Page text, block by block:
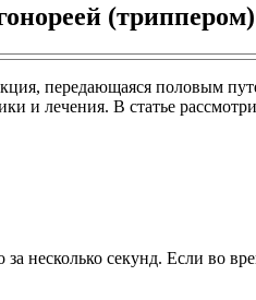
(триппером)
передающаяся половым
и лечения. В статье
несколько секунд. Если во